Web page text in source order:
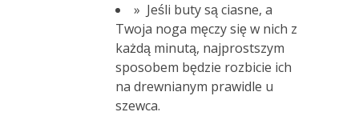
» Jeśli buty są ciasne, a
Twoja noga męczy się w nich z
każdą minutą, najprostszym
sposobem będzie rozbicie ich
na drewnianym prawidle u
szewca.